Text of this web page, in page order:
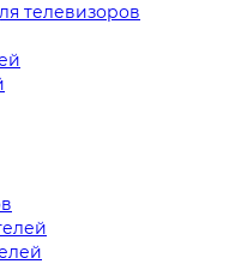
телевизоров